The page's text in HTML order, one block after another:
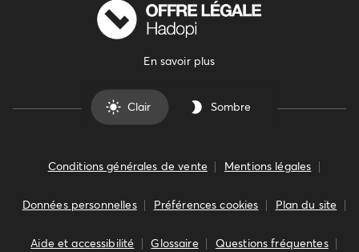
En savoir plus
Clair Sombre
Conditions générales de vente Mentions légales
Données personnelles Préférences cookies Plan du site
Aide et accessibilité Glossaire Questions fréquentes